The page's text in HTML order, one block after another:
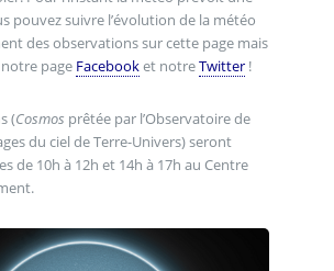
pouvez suivre l’évolution de la météo
des observations sur cette page mais
page Facebooket notreTwitter!
(Cosmos prêtée par l’Observatoire de
du ciel de Terre-Univers) seront
de 10h à 12h et 14h à 17h au Centre